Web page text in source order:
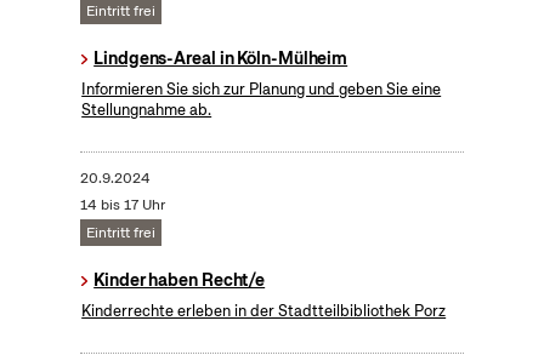
Eintritt frei
Lindgens-Areal in Köln-Mülheim
Informieren Sie sich zur Planung und geben Sie eine
Stellungnahme ab.
20.9.2024
14 bis 17 Uhr
Eintritt frei
Kinder haben Recht/e
Kinderrechte erleben in der Stadtteilbibliothek Porz